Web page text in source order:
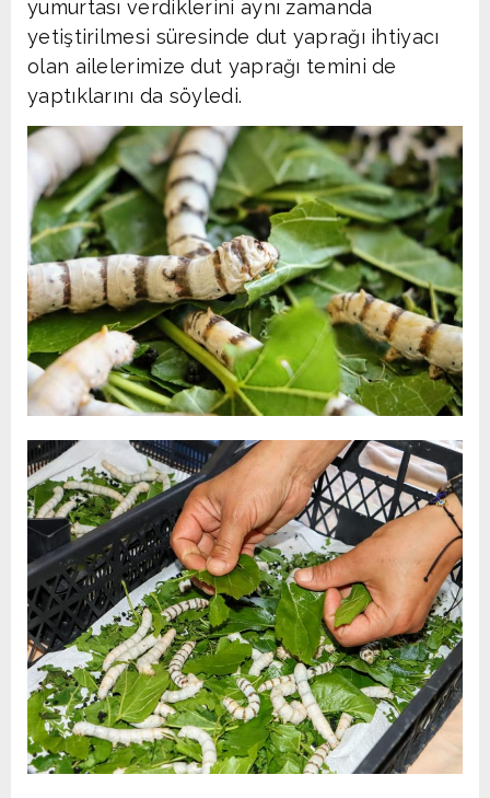
yumurtası verdiklerini aynı zamanda
yetiştirilmesi süresinde dut yaprağı ihtiyacı
olan ailelerimize dut yaprağı temini de
yaptıklarını da söyledi.